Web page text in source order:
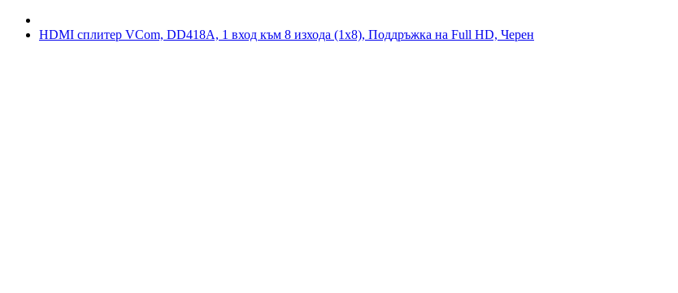
HDMI сплитер VCom, DD418A, 1 вход към 8 изхода (1x8), Поддръжка на Full HD, Черен